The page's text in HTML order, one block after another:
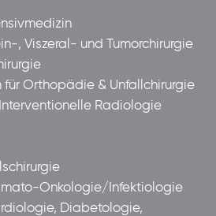
, Viszeral- und Tumorchirurgie
für Orthopädie & Unfallchirurgie
Radiologie
Onkologie/Infektiologie
Diabetologie,